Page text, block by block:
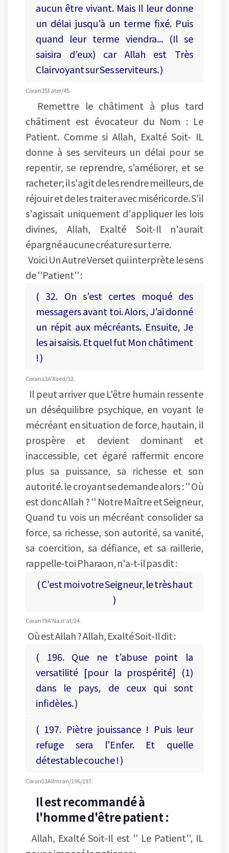
aucun être vivant. Mais Il leur donne
un délai jusqu’à un terme fixé. Puis
quand leur terme viendra... (Il se
saisira d’eux) car Allah est Très
Clairvoyant sur Ses serviteurs. )
Coran35 Fater/45.
Remettre le châtiment à plus tard
châtiment est évocateur du Nom : Le
Patient. Comme si Allah, Exalté Soit- IL
donne à ses serviteurs un délai pour se
repentir, se reprendre, s’améliorer, et se
racheter; il s'agit de les rendre meilleurs, de
réjouir et de les traiter avec miséricorde. S'il
s'agissait uniquement d'appliquer les lois
divines, Allah, Exalté Soit-Il n'aurait
épargné aucune créature sur terre.
Voici Un Autre Verset qui interprète le sens
de ''Patient'' :
( 32. On s’est certes moqué des
messagers avant toi. Alors, J’ai donné
un répit aux mécréants. Ensuite, Je
les ai saisis. Et quel fut Mon châtiment
! )
Coran 13 A'Raed/32.
Il peut arriver que L'être humain ressente
un déséquilibre psychique, en voyant le
mécréant en situation de force, hautain, il
prospère et devient dominant et
inaccessible, cet égaré raffermit encore
plus sa puissance, sa richesse et son
autorité. le croyant se demande alors : '' Où
est donc Allah ? '' Notre Maître et Seigneur,
Quand tu vois un mécréant consolider sa
force, sa richesse, son autorité, sa vanité,
sa coercition, sa défiance, et sa raillerie,
rappelle-toi Pharaon, n'a-t-il pas dit :
( C’est moi votre Seigneur, le très haut
)
Coran 79 A'Nazi 'at /24.
Où est Allah ? Allah, Exalté Soit-Il dit :
( 196. Que ne t’abuse point la
versatilité [pour la prospérité] (1)
dans le pays, de ceux qui sont
infidèles. )
( 197. Piètre jouissance ! Puis leur
refuge sera l’Enfer. Et quelle
détestable couche ! )
Coran 03 Al Imran/196/197.
Il est recommandé à
l'homme d'être patient :
Allah, Exalté Soit-Il est '' Le Patient'', IL